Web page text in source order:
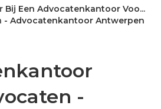
Bij Een Advocatenkantoor Voo...
- Advocatenkantoor Antwerpen
-